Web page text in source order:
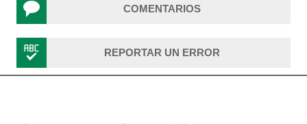
COMENTARIOS
REPORTAR UN ERROR